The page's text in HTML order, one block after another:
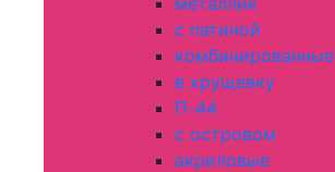
с патиной
комбинированные
в хрущевку
П-44
с островом
акриловые